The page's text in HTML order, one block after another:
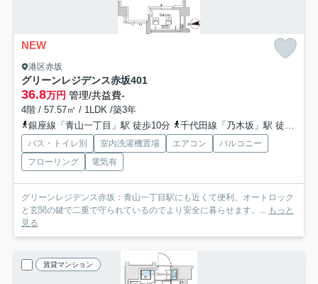
NEW
港区赤坂
グリーンレジデンス赤坂401
36.8万円 管理/共益費-
4階 / 57.57㎡ / 1LDK /築3年
銀座線「青山一丁目」駅 徒歩10分
千代田線「乃木坂」駅 徒歩8分
バス・トイレ別 室内洗濯機置場 エアコン
バルコニー
フローリング
電気有
グリーンレジデンス赤坂：青山一丁目駅にも近くて便利。オートロック
と玄関の鍵で二重で守られているのでより安全に暮らせます。...
もっと
見る
賃貸マンション